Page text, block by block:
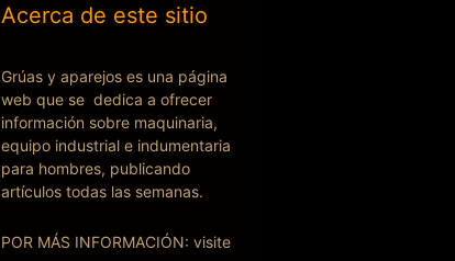
Acerca de este sitio
Grúas y aparejos es una página
web que se dedica a ofrecer
información sobre maquinaria,
equipo industrial e indumentaria
para hombres, publicando
artículos todas las semanas.
POR MÁS INFORMACIÓN: visite